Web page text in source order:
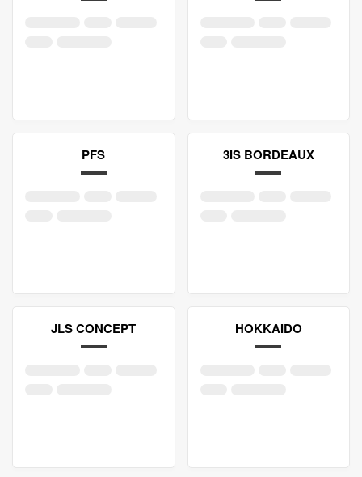
PFS 3IS BORDEAUX
JLS CONCEPT HOKKAIDO